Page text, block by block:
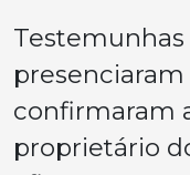
presenciaram
confirmaram
proprietário